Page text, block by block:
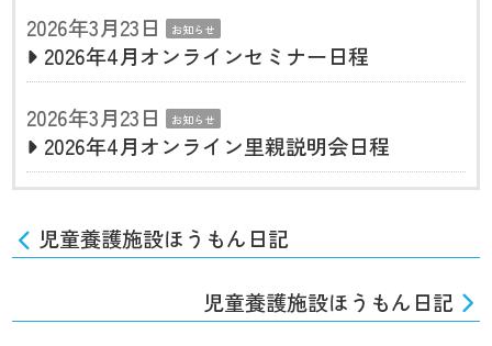
2026年3月23日
お知らせ
2026年4月オンラインセミナー日程
2026年3月23日
お知らせ
2026年4月オンライン里親説明会日程
児童養護施設ほうもん日記
児童養護施設ほうもん日記